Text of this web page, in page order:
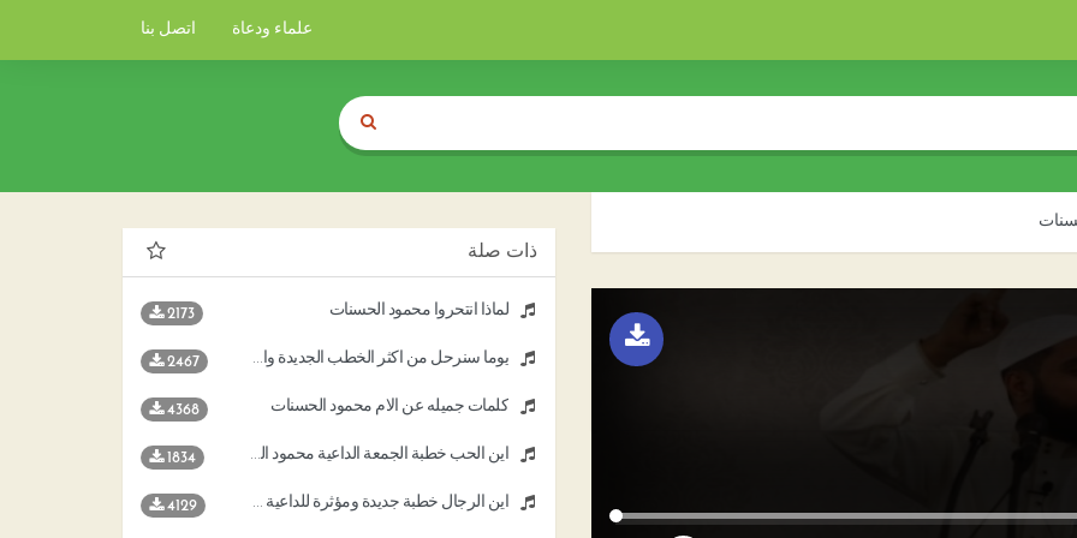
علماء ودعاة اتصل بنا
ذات صلة
لماذا انتحروا محمود الحسنات 2173
يوما سنرحل من أكثر الخطب الجديدة والمؤثرة للشيخ محمود الحسنات بكى فيها أحد رواد المسجد 2467
كلمات جميله عن الام محمود الحسنات 4368
أين الحب خطبة الجمعة الداعية محمود الحسنات 1834
أين الرجال خطبة جديدة ومؤثرة للداعية محمود الحسنات 4129